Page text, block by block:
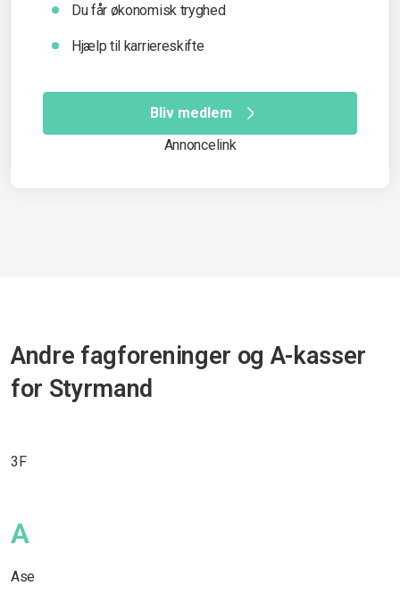
Du får økonomisk tryghed
Hjælp til karriereskifte
Bliv medlem
Annoncelink
Andre fagforeninger og A-kasser
for Styrmand
3F
A
Ase